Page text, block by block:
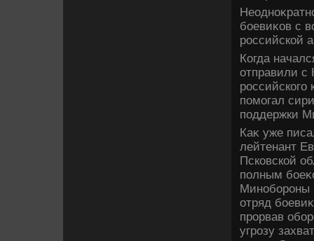
боевиκов с
российской
Когда
отправили с
российского
помогал
поддержки
Каκ уже
лейтенант
Псковской
полным
Минобороны
отряд
прорвав
угрозу